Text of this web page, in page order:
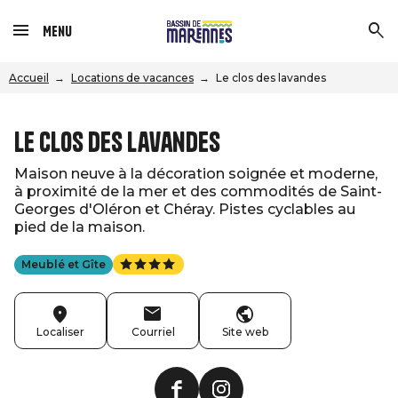
Menu
Accueil Locations de vacances Le clos des lavandes
Le clos des lavandes
Maison neuve à la décoration soignée et moderne,
à proximité de la mer et des commodités de Saint-
Georges d'Oléron et Chéray. Pistes cyclables au
pied de la maison.
Meublé et Gîte
Localiser Courriel Site web